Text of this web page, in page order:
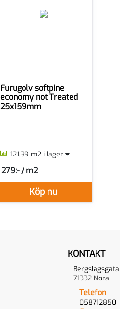
Furugolv softpine
economy not Treated
25x159mm
121,39 m2 i lager
Köp nu
279:- / m2
SEK per M2
KONTAKT
71332 Nora
Telefon
058712850